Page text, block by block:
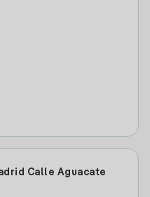
Calle Aguacate